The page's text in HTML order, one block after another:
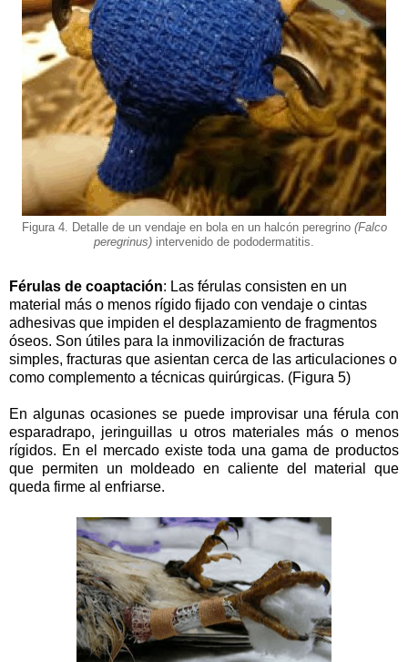
Figura 4. Detalle de un vendaje en bola en un halcón peregrino(Falco
peregrinus) intervenido de pododermatitis.
Férulas de coaptación: Las férulas consisten en un
material más o menos rígido fijado con vendaje o cintas
adhesivas que impiden el desplazamiento de fragmentos
óseos. Son útiles para la inmovilización de fracturas
simples, fracturas que asientan cerca de las articulaciones o
como complemento a técnicas quirúrgicas. (Figura 5)
En algunas ocasiones se puede improvisar una férula con
esparadrapo, jeringuillas u otros materiales más o menos
rígidos. En el mercado existe toda una gama de productos
que permiten un moldeado en caliente del material que
queda firme al enfriarse.